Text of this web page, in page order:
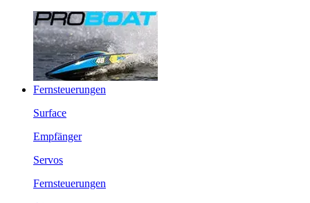
Fernsteuerungen
Surface
Empfänger
Servos
Fernsteuerungen